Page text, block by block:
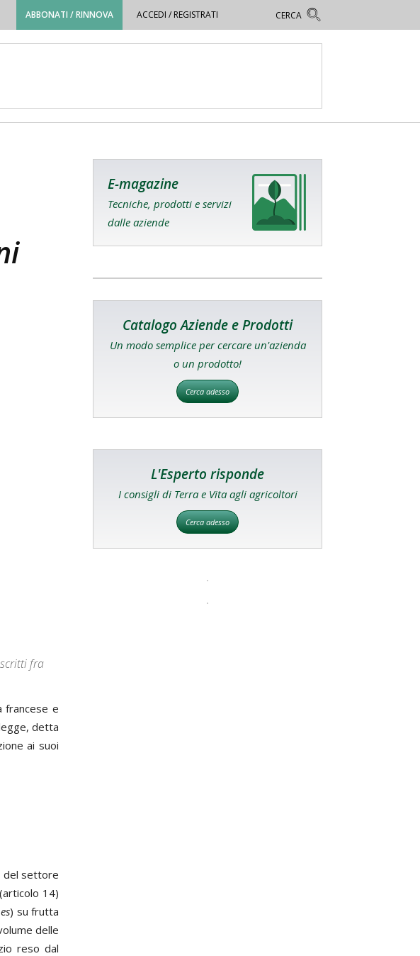
ABBONATI / RINNOVA ACCEDI / REGISTRATI
fra
francese e
detta
ai suoi
del settore
14)
) su frutta
delle
reso dal
E-magazine
Tecniche, prodotti e servizi
dalle aziende
Catalogo Aziende e Prodotti
Un modo semplice per cercare un'azienda
o un prodotto!
Cerca adesso
L'Esperto risponde
I consigli di Terra e Vita agli agricoltori
Cerca adesso